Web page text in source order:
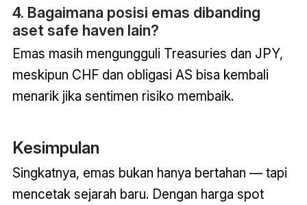
4. Bagaimana posisi emas dibanding
aset safe haven lain?
Emas masih mengungguli Treasuries dan JPY,
meskipun CHF dan obligasi AS bisa kembali
menarik jika sentimen risiko membaik.
Kesimpulan
Singkatnya, emas bukan hanya bertahan — tapi
mencetak sejarah baru. Dengan harga spot